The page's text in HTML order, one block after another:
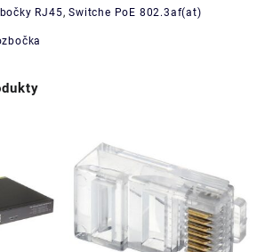
RJ45,Switche PoE 802.3af(at)